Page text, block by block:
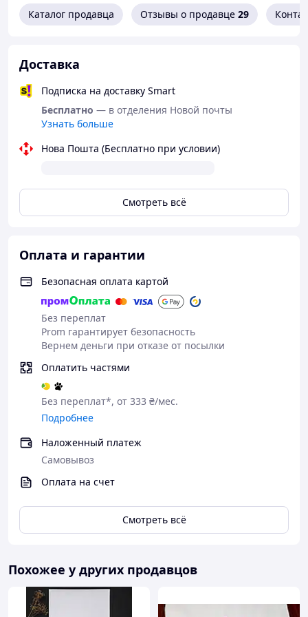
Робота виконана вручну - вишивка хрестиком
Зверніть увагу!
Усі фото є реалістичними, без фотомонтажу та
фото корекції.
Великий асортимент вишитих рушничків ви
У Вас виникли запитання щодо товару?
Телефонуйте +38 (067) 967 22 08
Як придбати Товар в інтернет магазині
"Скарбниця-Карпат"?
Зробіть
замовленн
Очікуйте
замовленн
Чому варто купувати Товар в
Якість
Оригінальність
Індивідуальний дизайн
Каталог продавца Отзывы о продавце 29
Доставка
Подписка на доставку Smart
Бесплатно — в отделения Новой почты
Узнать больше
Нова Пошта (Бесплатно при условии)
Смотреть всё
Оплата и гарантии
Безопасная оплата картой
Без переплат
Prom гарантирует безопасность
Вернем деньги при отказе от посылки
Оплатить частями
Без переплат*, от 333 ₴/мес.
Подробнее
Наложенный платеж
Самовывоз
Оплата на счет
Смотреть всё
Похожее у других продавцов